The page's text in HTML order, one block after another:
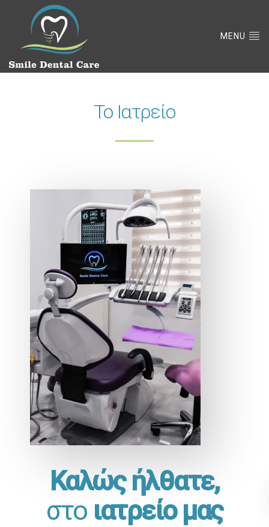
MENU
Το Ιατρείο
Καλώς ήλθατε,
στο ιατρείο μας